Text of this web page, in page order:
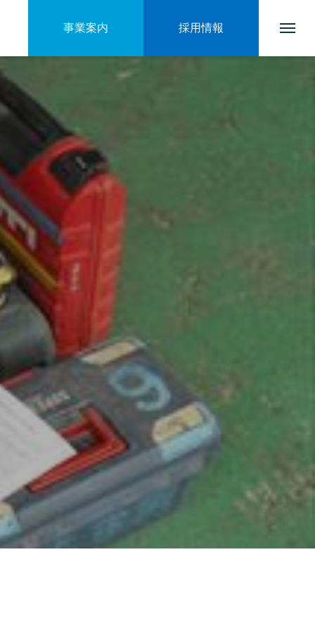
事業案内 採用情報
会社を知る
地域に貢献する
よこはまグッドバランス企業
採用を知る